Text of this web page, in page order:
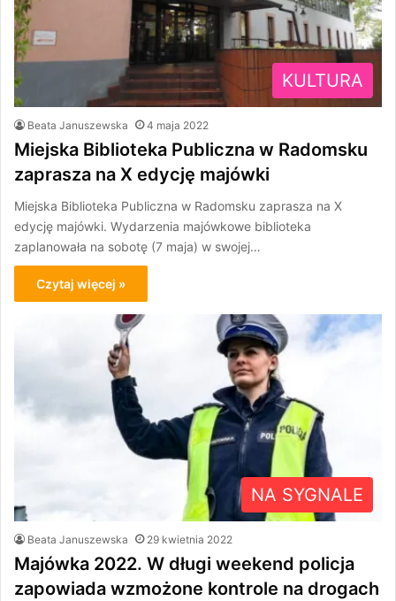
KULTURA
Beata Januszewska 4 maja 2022
Miejska Biblioteka Publiczna w Radomsku
zaprasza na X edycję majówki
Miejska Biblioteka Publiczna w Radomsku zaprasza na X
edycję majówki. Wydarzenia majówkowe biblioteka
zaplanowała na sobotę (7 maja) w swojej…
Czytaj więcej »
NA SYGNALE
Beata Januszewska 29 kwietnia 2022
Majówka 2022. W długi weekend policja
zapowiada wzmożone kontrole na drogach